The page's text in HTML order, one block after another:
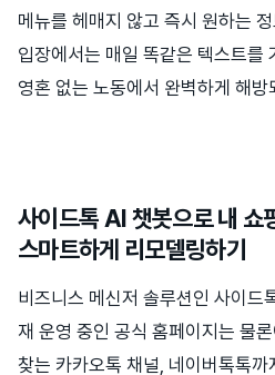
메뉴를 헤매지 않고 즉시 원하는
입장에서는 매일 똑같은 텍스트를
영혼 없는 노동에서 완벽하게 해
사이드톡 AI 챗봇으로 내 쇼
스마트하게 리모델링하기
비즈니스 메신저 솔루션인 사이드
재 운영 중인 공식 홈페이지는 물
찾는 카카오톡 채널, 네이버톡톡